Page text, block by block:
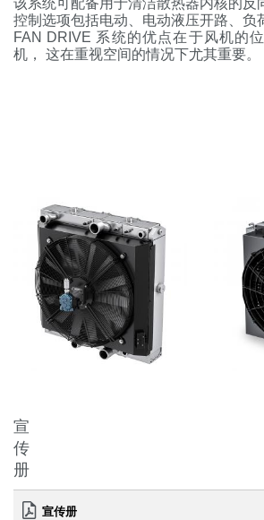
该系统可配备用于清洁散热器内核的反
控制选项包括电动、电动液压开路、负
FAN DRIVE 系统的优点在于风机的
机， 这在重视空间的情况下尤其重要。
宣
传
册
宣传册